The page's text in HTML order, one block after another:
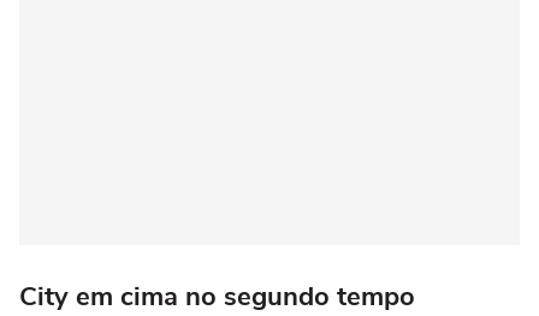
City em cima no segundo tempo